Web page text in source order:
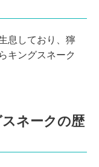
息しており、獰
キングスネーク
ネークの歴